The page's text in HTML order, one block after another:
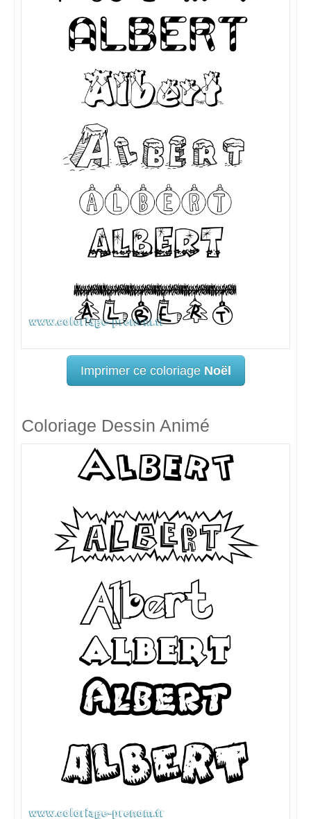
Imprimer ce coloriage Noël
Coloriage Dessin Animé